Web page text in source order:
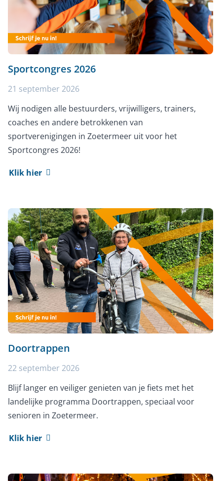
Sportcongres 2026
21 september 2026
Wij nodigen alle bestuurders, vrijwilligers, trainers,
coaches en andere betrokkenen van
sportverenigingen in Zoetermeer uit voor het
Sportcongres 2026!
Klik hier
Doortrappen
22 september 2026
Blijf langer en veiliger genieten van je fiets met het
landelijke programma Doortrappen, speciaal voor
senioren in Zoetermeer.
Klik hier